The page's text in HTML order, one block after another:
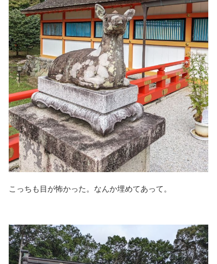
こっちも目が怖かった。なんか埋めてあって。